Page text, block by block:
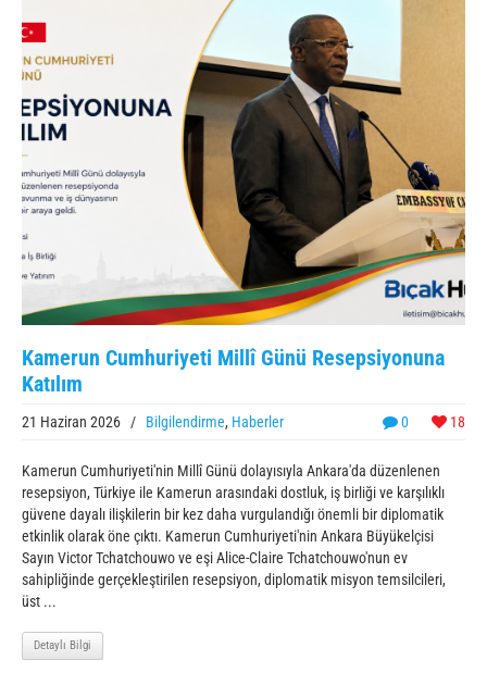
Kamerun Cumhuriyeti Millî Günü Resepsiyonuna
Katılım
0 18
21 Haziran 2026 / Bilgilendirme, Haberler
Kamerun Cumhuriyeti'nin Millî Günü dolayısıyla Ankara'da düzenlenen
resepsiyon, Türkiye ile Kamerun arasındaki dostluk, iş birliği ve karşılıklı
güvene dayalı ilişkilerin bir kez daha vurgulandığı önemli bir diplomatik
etkinlik olarak öne çıktı. Kamerun Cumhuriyeti'nin Ankara Büyükelçisi
Sayın Victor Tchatchouwo ve eşi Alice-Claire Tchatchouwo'nun ev
sahipliğinde gerçekleştirilen resepsiyon, diplomatik misyon temsilcileri,
üst ...
Detaylı Bilgi